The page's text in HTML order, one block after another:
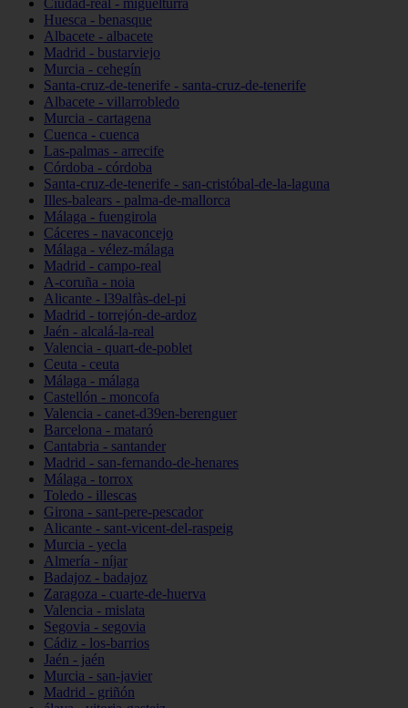
Ciudad-real - miguelturra
Huesca - benasque
Albacete - albacete
Madrid - bustarviejo
Murcia - cehegín
Santa-cruz-de-tenerife - santa-cruz-de-tenerife
Albacete - villarrobledo
Murcia - cartagena
Cuenca - cuenca
Las-palmas - arrecife
Córdoba - córdoba
Santa-cruz-de-tenerife - san-cristóbal-de-la-laguna
Illes-balears - palma-de-mallorca
Málaga - fuengirola
Cáceres - navaconcejo
Málaga - vélez-málaga
Madrid - campo-real
A-coruña - noia
Alicante - l39alfàs-del-pi
Madrid - torrejón-de-ardoz
Jaén - alcalá-la-real
Valencia - quart-de-poblet
Ceuta - ceuta
Málaga - málaga
Castellón - moncofa
Valencia - canet-d39en-berenguer
Barcelona - mataró
Cantabria - santander
Madrid - san-fernando-de-henares
Málaga - torrox
Toledo - illescas
Girona - sant-pere-pescador
Alicante - sant-vicent-del-raspeig
Murcia - yecla
Almería - níjar
Badajoz - badajoz
Zaragoza - cuarte-de-huerva
Valencia - mislata
Segovia - segovia
Cádiz - los-barrios
Jaén - jaén
Murcia - san-javier
Madrid - griñón